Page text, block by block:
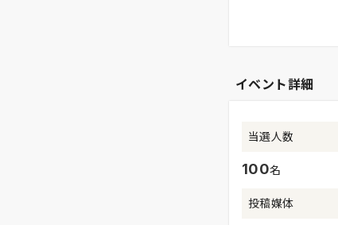
イベント詳細
当選人数
100名
投稿媒体